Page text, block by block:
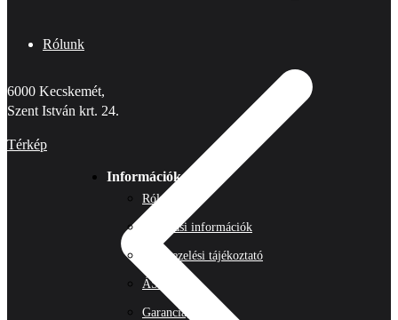
Rólunk
6000 Kecskemét,
Szent István krt. 24.
Térkép
Információk
Rólunk
Szállítási információk
Adatkezelési tájékoztató
ÁSZF
Garancia, jótállás